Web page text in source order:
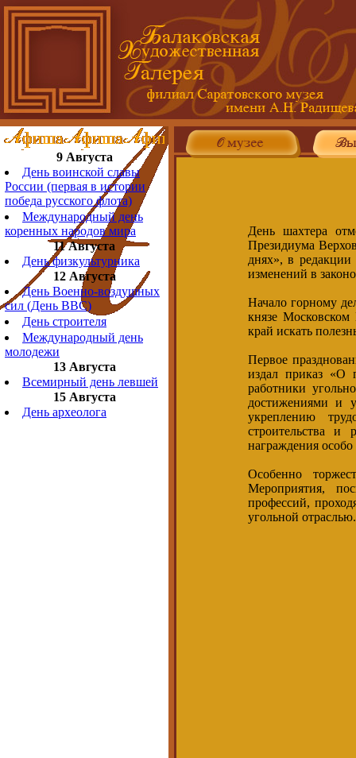
9 Августа
День воинской славы
России (первая в истории
победа русского флота)
Международный день
коренных народов мира
11 Августа
День физкультурника
12 Августа
День Военно-воздушных
сил (День ВВС)
День строителя
Международный день
молодежи
13 Августа
Всемирный день левшей
15 Августа
День археолога
День шахтера
Президиума
днях», в
изменений в
Начало горному
князе
край искать
Первое
издал приказ «О
работники
достижениями и
укреплению
строительства и
награждения
Особенно
Мероприятия,
профессий,
угольной отраслью.